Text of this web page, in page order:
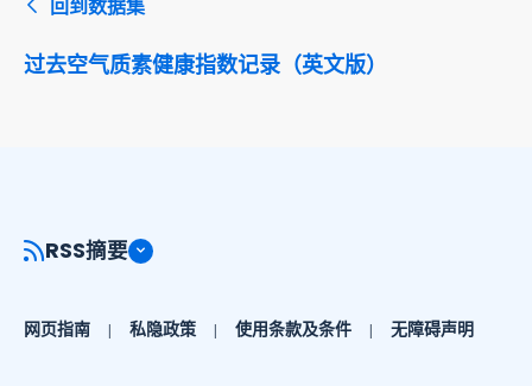
回到数据集
过去空气质素健康指数记录（英文版）
RSS摘要
网页指南 私隐政策 使用条款及条件 无障碍声明